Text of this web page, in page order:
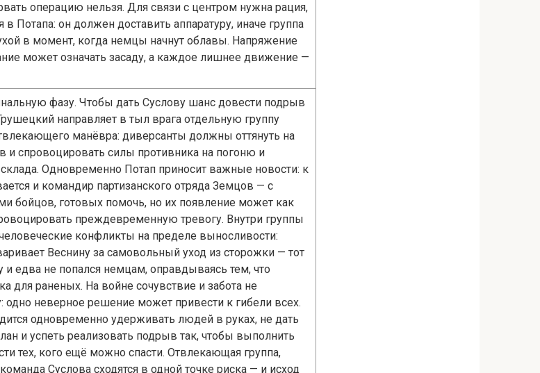
операцию нельзя. Для связи с центром нужна рация,
в Потапа: он должен доставить аппаратуру, иначе группа
в момент, когда немцы начнут облавы. Напряжение
может означать засаду, а каждое лишнее движение —
фазу. Чтобы дать Суслову шанс довести подрыв
направляет в тыл врага отдельную группу
манёвра: диверсанты должны оттянуть на
и спровоцировать силы противника на погоню и
склада. Одновременно Потап приносит важные новости: к
и командир партизанского отряда Земцов — с
бойцов, готовых помочь, но их появление может как
преждевременную тревогу. Внутри группы
конфликты на пределе выносливости:
Веснину за самовольный уход из сторожки — тот
и едва не попался немцам, оправдываясь тем, что
для раненых. На войне сочувствие и забота не
одно неверное решение может привести к гибели всех.
одновременно удерживать людей в руках, не дать
и успеть реализовать подрыв так, чтобы выполнить
тех, кого ещё можно спасти. Отвлекающая группа,
Суслова сходятся в одной точке риска — и исход